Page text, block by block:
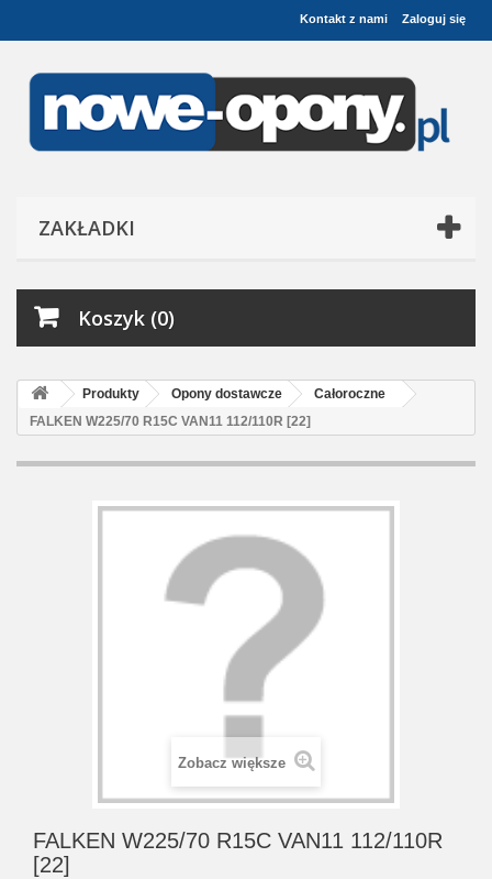
Zaloguj się
Kontakt z nami
ZAKŁADKI
Koszyk (0)
Produkty Opony dostawcze
Całoroczne
FALKEN W225/70 R15C VAN11 112/110R [22]
Zobacz większe
FALKEN W225/70 R15C VAN11 112/110R
[22]